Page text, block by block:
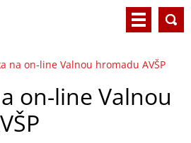
na on-line Valnou hromadu AVŠP
on-line Valnou